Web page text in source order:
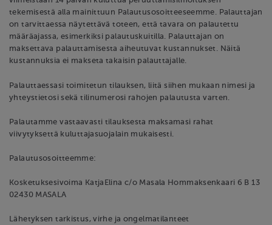
tekemisestä alla mainittuun Palautusosoitteeseemme. Palauttajan
on tarvittaessa näytettävä toteen, että tavara on palautettu
määräajassa, esimerkiksi palautuskuitilla. Palauttajan on
maksettava palauttamisesta aiheutuvat kustannukset. Näitä
kustannuksia ei makseta takaisin palauttajalle.
Palauttaessasi toimitetun tilauksen, liitä siihen mukaan nimesi ja
yhteystietosi sekä tilinumerosi rahojen palautusta varten.
Palautamme vastaavasti tilauksesta maksamasi rahat
viivytyksettä kuluttajasuojalain mukaisesti.
Palautusosoitteemme:
Kosketuksesivoima KatjaElina c/o Masala Hommaksenkaari 6 B 13
02430 MASALA
Lähetyksen tarkistus, virhe ja ongelmatilanteet